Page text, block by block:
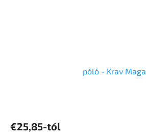
póló - Krav Maga
€25,85-tól